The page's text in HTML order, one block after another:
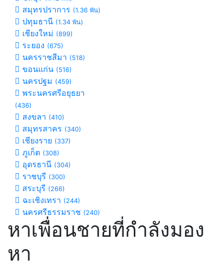
สมุทรปราการ (1.36 พัน)
ปทุมธานี (1.34 พัน)
เชียงใหม่ (899)
ระยอง (675)
นครราชสีมา (518)
ขอนแก่น (516)
นครปฐม (459)
พระนครศรีอยุธยา
(436)
สงขลา (410)
สมุทรสาคร (340)
เชียงราย (337)
ภูเก็ต (308)
อุดรธานี (304)
ราชบุรี (300)
สระบุรี (266)
ฉะเชิงเทรา (244)
นครศรีธรรมราช (240)
หาเพื่อนชายที่กำลังมอง
หา